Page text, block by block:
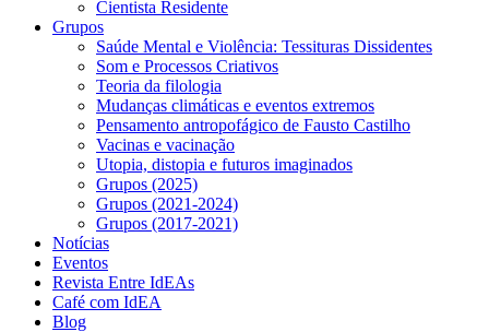
Cientista Residente
Grupos
Saúde Mental e Violência: Tessituras Dissidentes
Som e Processos Criativos
Teoria da filologia
Mudanças climáticas e eventos extremos
Pensamento antropofágico de Fausto Castilho
Vacinas e vacinação
Utopia, distopia e futuros imaginados
Grupos (2025)
Grupos (2021-2024)
Grupos (2017-2021)
Notícias
Eventos
Revista Entre IdEAs
Café com IdEA
Blog